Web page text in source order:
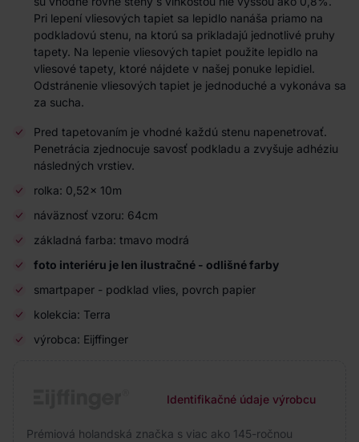
Pri lepení vliesových tapiet sa lepidlo nanáša priamo na
podkladovú stenu, na ktorú sa prikladajú jednotlivé pruhy
tapety. Na lepenie vliesových tapiet použite lepidlo na
vliesové tapety, ktoré nájdete v našej ponuke lepidiel.
Odstránenie vliesových tapiet je jednoduché a vykonáva sa
za sucha.
Pred tapetovaním je vhodné každú stenu napenetrovať.
Penetrácia zjednocuje savosť podkladu a zvyšuje adhéziu
následných vrstiev.
rolka: 0,52x 10m
náväznosť vzoru: 64cm
základná farba: tmavo modrá
foto interiéru je len ilustračné - odlišné farby
smartpaper - podklad vlies, povrch papier
kolekcia: Terra
výrobca: Eijffinger
Identifikačné údaje výrobcu
Prémiová holandská značka s viac ako 145-ročnou